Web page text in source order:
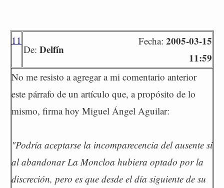
11
De: Delfín
Fecha: 2005-03-15
11:59
No me resisto a agregar a mi comentario anterior
este párrafo de un artículo que, a propósito de lo
mismo, firma hoy Miguel Ángel Aguilar:
"Podría aceptarse la incomparecencia del ausente si
al abandonar La Moncloa hubiera optado por la
discreción, pero es que desde el día siguiente de su